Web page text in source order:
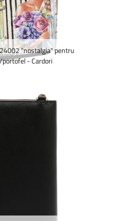
"nostalgia" pentru
- Cardori